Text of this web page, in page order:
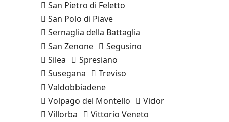
San Pietro di Feletto
San Polo di Piave
Sernaglia della Battaglia
San Zenone
Segusino
Silea
Spresiano
Susegana
Treviso
Valdobbiadene
Volpago del Montello
Vidor
Villorba
Vittorio Veneto